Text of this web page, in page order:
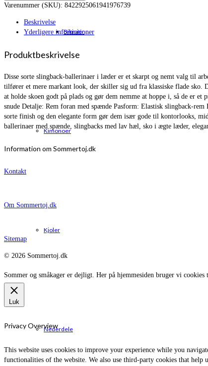
Bikinier
Kimonoer
Kjoler
Nederdele
Varenummer (SKU): 8422925061941976739
Beskrivelse
Yderligere informationer
Produktbeskrivelse
Disse sorte slingback-ballerinaer i læder er et skarpt og nemt valg til
tilfører et mere markant look, der skiller sig ud fra klassiske flade sko.
at holde skoen godt på plads og gør dem nemme at hoppe i, så de er
snude Detalje: Rem foran med spænde Pasform: Elastisk slingback-
sorte finish og den elegante form gør dem især gode til kontorlooks,
ballerinaer med spænde, slingbacks med lav hæl, sko i ægte læder,
Information om Sommertoj.dk
Kontakt
Om Sommertoj.dk
Sitemap
© 2026 Sommertoj.dk
Sommer og småkager er dejligt. Her på hjemmesiden bruger vi cookies
Luk
Privacy Overview
This website uses cookies to improve your experience while you
functionalities of the website. We also use third-party cookies that